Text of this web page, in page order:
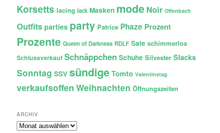
Korsetts lacing lack Masken mode Noir Offenbach
Outfits parties party Patrice Phaze Prozent
Prozente Queen of Darkness RDLF Sale schimmerlos
Schlussverkauf Schnäppchen Schuhe Silvester Slacks
Sonntag SSV sündige Tomto Valentinstag
verkaufsoffen Weihnachten Öffnungszeiten
ARCHIV
Archiv